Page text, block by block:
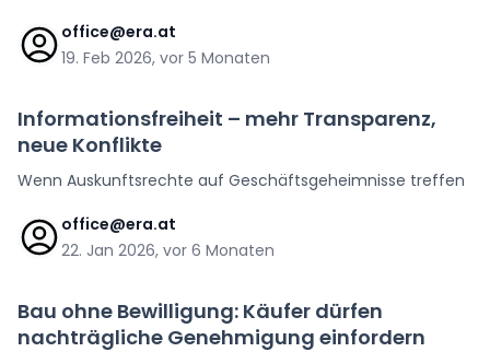
office@era.at
19. Feb 2026, vor 5 Monaten
Informationsfreiheit – mehr Transparenz,
neue Konflikte
Wenn Auskunftsrechte auf Geschäftsgeheimnisse treffen
office@era.at
22. Jan 2026, vor 6 Monaten
Bau ohne Bewilligung: Käufer dürfen
nachträgliche Genehmigung einfordern